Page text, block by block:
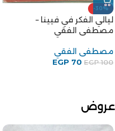
-30%
ليالي الفكر في فيينا –
مصطفى الفقي
مصطفى الفقي
EGP100
EGP 70
عروض